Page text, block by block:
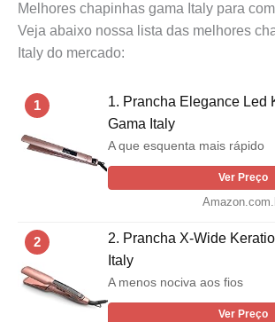
Melhores chapinhas gama Italy para
Veja abaixo nossa lista das melhores
Italy do mercado:
1
1. Prancha Elegance Led
Gama Italy
A que esquenta mais rápido
Ver Preço
2
2. Prancha X-Wide
Italy
A menos nociva aos fios
Ver Preço